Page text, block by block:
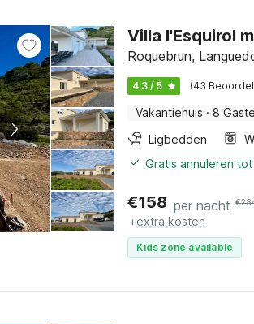
Villa l'Esquirol
Roquebrun,
4.3 / 5 (43
Vakantiehuis · 8
Ligbedden
Gratis annuleren
€158 per nacht €
+extra kosten
Kids zone available